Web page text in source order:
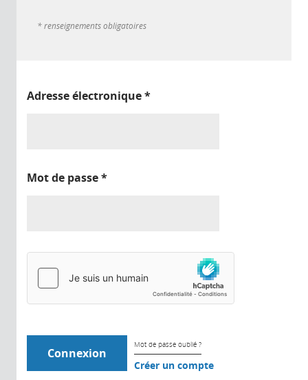
* renseignements obligatoires
Adresse électronique*
Mot de passe*
Mot de passe oublié ?
Créer un compte